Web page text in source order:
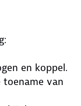
en koppel.
toename van